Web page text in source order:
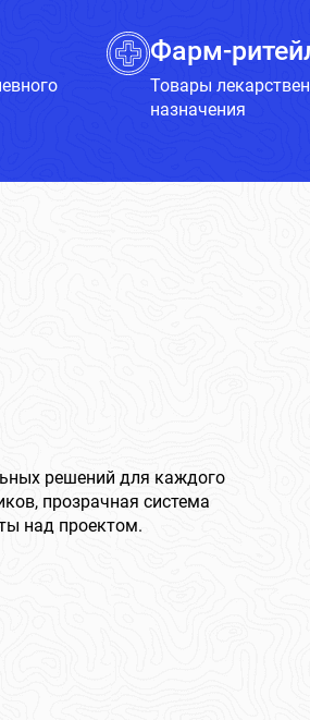
Фарм-
Товары
назначения
решений для каждого
прозрачная система
над проектом.